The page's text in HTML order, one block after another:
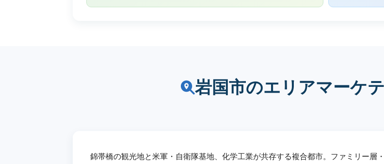
岩国市のエリアマーケ
錦帯橋の観光地と米軍・自衛隊基地、化学工業が共存する複合都市。ファミリー層